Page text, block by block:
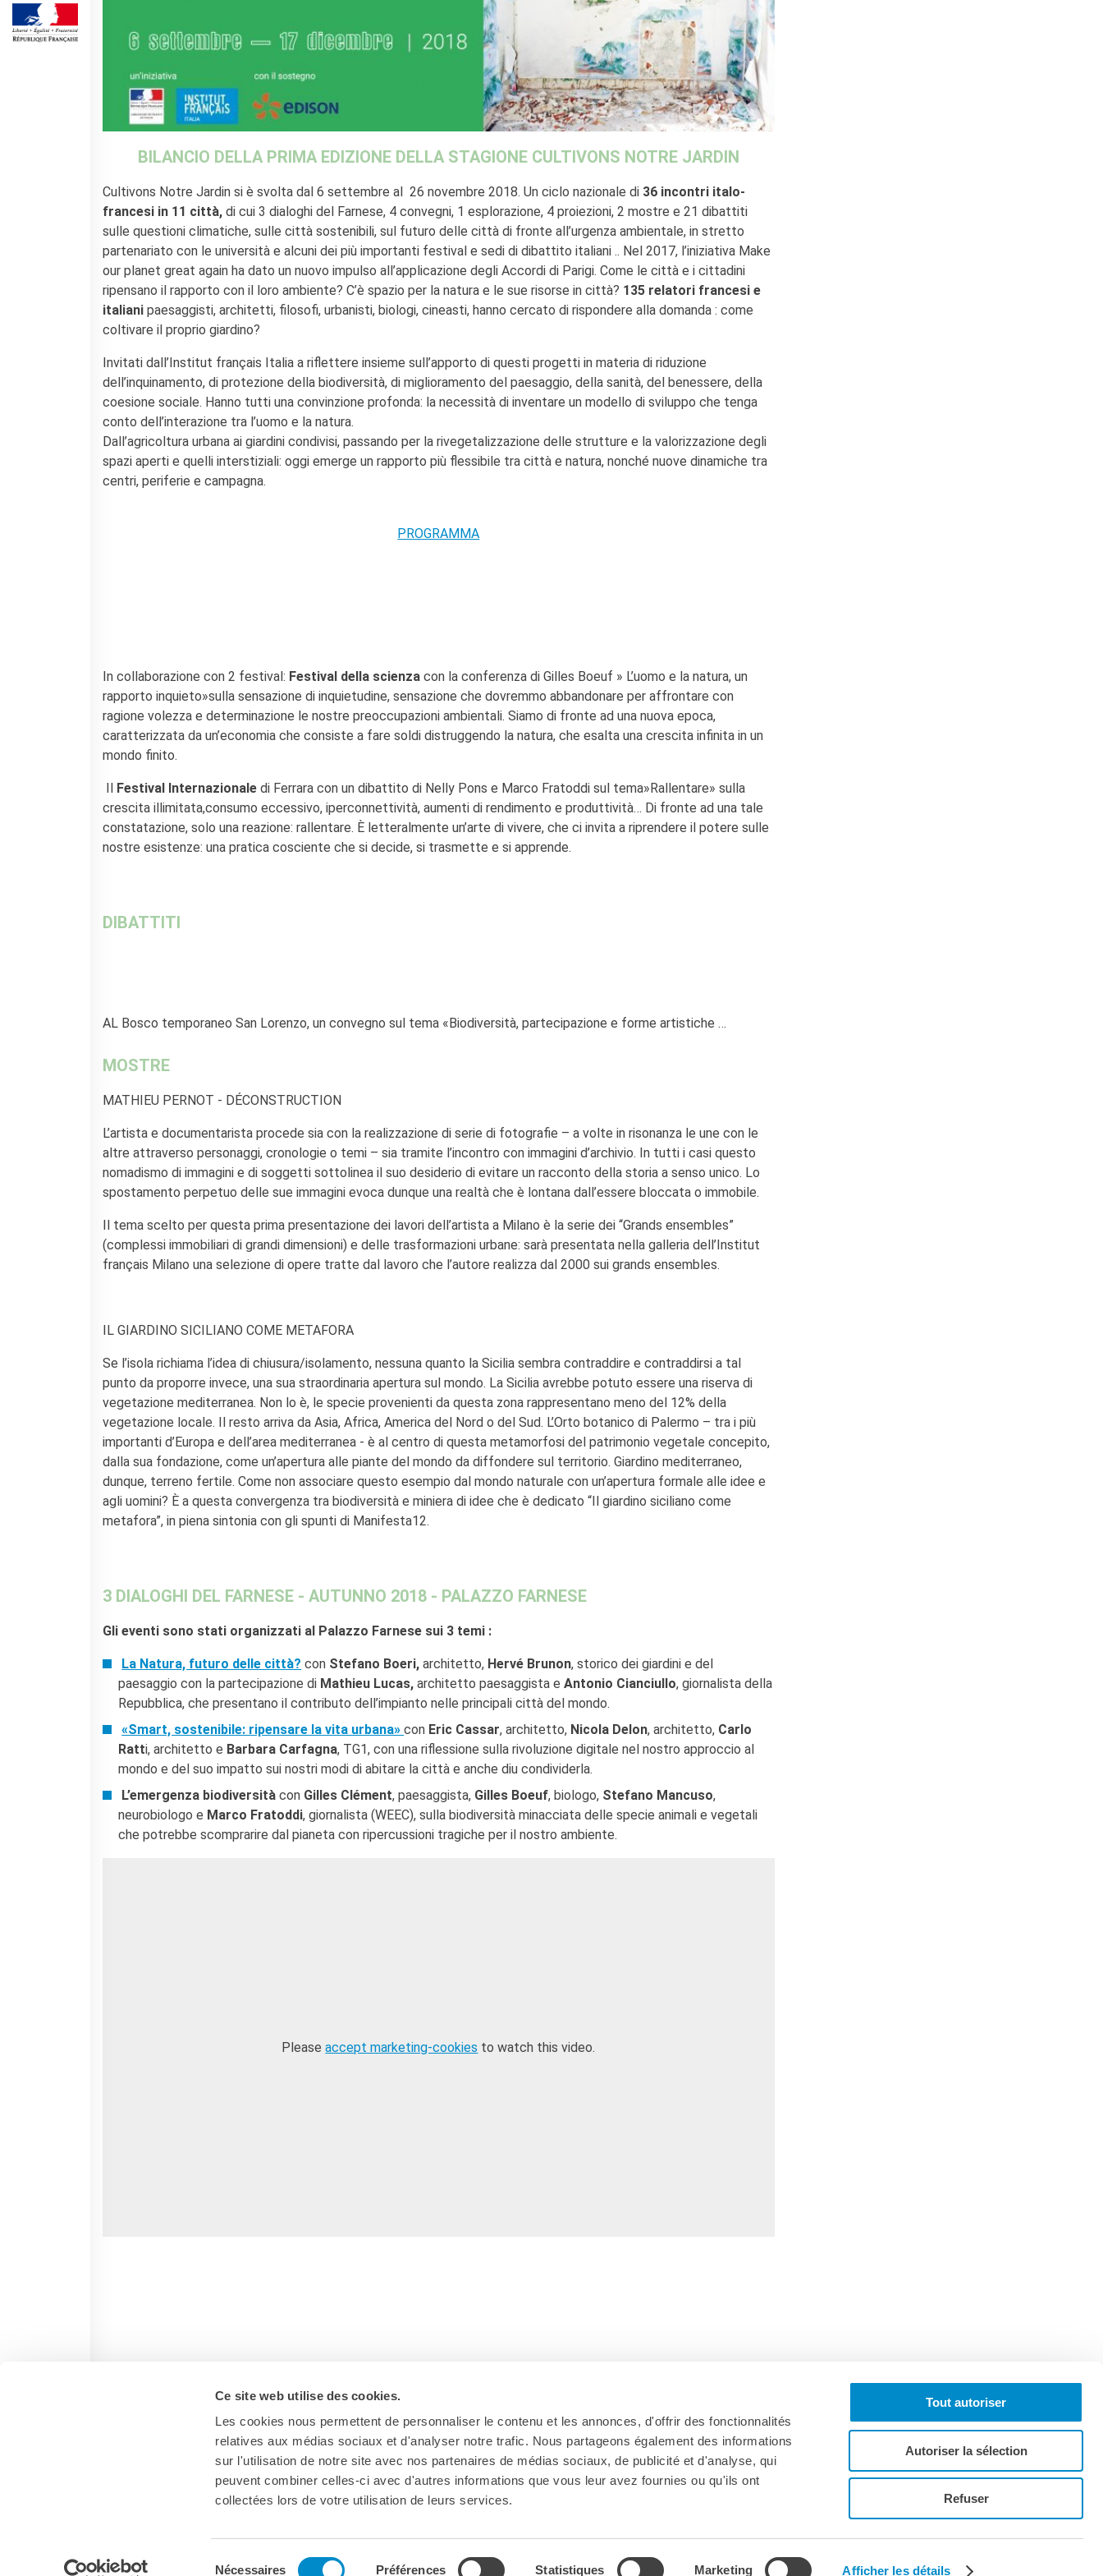
Ce site web utilise des cookies.
Les cookies nous permettent de personnaliser le contenu et les annonces, d'offrir des fonctionnalités
relatives aux médias sociaux et d'analyser notre trafic. Nous partageons également des informations
sur l'utilisation de notre site avec nos partenaires de médias sociaux, de publicité et d'analyse, qui
peuvent combiner celles-ci avec d'autres informations que vous leur avez fournies ou qu'ils ont
collectées lors de votre utilisation de leurs services.
Nécessaires Préférences Statistiques Marketing Afficher les détails
Tout autoriser
Autoriser la sélection
Refuser
CINÉMA ET AUDIOVISUEL
Fuori Sala
La Francia al Cinema
Rendez-vous
Residenza XR
UNIVERSITÉ, RECHERCHE,
INNOVATION
Étudier en France
Doubles diplômes
Soutien à la recherche et
l'innovation
YEP - Young Entrepreneurs
Programme
Contacts
Organigramme
Emplois/stages
Marchés Publics
NOS MÉCÈNES
Le operazioni
Farnèse à la page
Festa della musica
Incontro italo-francesi sul
mondo di domani
La Notte delle Idee
PERCHÉ IMPARARE IL
FRANCESE
RECHERCHER
BILANCIO DELLA PRIMA EDIZIONE DELLA STAGIONE CULTIVONS NOTRE JARDIN
Cultivons Notre Jardin si è svolta dal 6 settembre al 26 novembre 2018. Un ciclo nazionale di 36 incontri italo-
francesi in 11 città, di cui 3 dialoghi del Farnese, 4 convegni, 1 esplorazione, 4 proiezioni, 2 mostre e 21 dibattiti
sulle questioni climatiche, sulle città sostenibili, sul futuro delle città di fronte all’urgenza ambientale, in stretto
partenariato con le università e alcuni dei più importanti festival e sedi di dibattito italiani .. Nel 2017, l’iniziativa Make
our planet great again ha dato un nuovo impulso all’applicazione degli Accordi di Parigi. Come le città e i cittadini
ripensano il rapporto con il loro ambiente? C’è spazio per la natura e le sue risorse in città? 135 relatori francesi e
italiani paesaggisti, architetti, filosofi, urbanisti, biologi, cineasti, hanno cercato di rispondere alla domanda : come
coltivare il proprio giardino?
Invitati dall’Institut français Italia a riflettere insieme sull’apporto di questi progetti in materia di riduzione
dell’inquinamento, di protezione della biodiversità, di miglioramento del paesaggio, della sanità, del benessere, della
coesione sociale. Hanno tutti una convinzione profonda: la necessità di inventare un modello di sviluppo che tenga
conto dell’interazione tra l’uomo e la natura.
Dall’agricoltura urbana ai giardini condivisi, passando per la rivegetalizzazione delle strutture e la valorizzazione degli
spazi aperti e quelli interstiziali: oggi emerge un rapporto più flessibile tra città e natura, nonché nuove dinamiche tra
centri, periferie e campagna.
PROGRAMMA
In collaborazione con 2 festival: Festival della scienza con la conferenza di Gilles Boeuf » L’uomo e la natura, un
rapporto inquieto»sulla sensazione di inquietudine, sensazione che dovremmo abbandonare per affrontare con
ragione volezza e determinazione le nostre preoccupazioni ambientali. Siamo di fronte ad una nuova epoca,
caratterizzata da un’economia che consiste a fare soldi distruggendo la natura, che esalta una crescita infinita in un
mondo finito.
Festival Internazionale di Ferrara con un dibattito di Nelly Pons e Marco Fratoddi sul tema»Rallentare» sulla
crescita illimitata,consumo eccessivo, iperconnettività, aumenti di rendimento e produttività… Di fronte ad una tale
constatazione, solo una reazione: rallentare. È letteralmente un’arte di vivere, che ci invita a riprendere il potere sulle
nostre esistenze: una pratica cosciente che si decide, si trasmette e si apprende.
DIBATTITI
AL Bosco temporaneo San Lorenzo, un convegno sul tema «Biodiversità, partecipazione e forme artistiche …
MOSTRE
MATHIEU PERNOT - DÉCONSTRUCTION
L’artista e documentarista procede sia con la realizzazione di serie di fotografie – a volte in risonanza le une con le
altre attraverso personaggi, cronologie o temi – sia tramite l’incontro con immagini d’archivio. In tutti i casi questo
nomadismo di immagini e di soggetti sottolinea il suo desiderio di evitare un racconto della storia a senso unico. Lo
spostamento perpetuo delle sue immagini evoca dunque una realtà che è lontana dall’essere bloccata o immobile.
Il tema scelto per questa prima presentazione dei lavori dell’artista a Milano è la serie dei “Grands ensembles”
(complessi immobiliari di grandi dimensioni) e delle trasformazioni urbane: sarà presentata nella galleria dell’Institut
français Milano una selezione di opere tratte dal lavoro che l’autore realizza dal 2000 sui grands ensembles.
IL GIARDINO SICILIANO COME METAFORA
Se l’isola richiama l’idea di chiusura/isolamento, nessuna quanto la Sicilia sembra contraddire e contraddirsi a tal
punto da proporre invece, una sua straordinaria apertura sul mondo. La Sicilia avrebbe potuto essere una riserva di
vegetazione mediterranea. Non lo è, le specie provenienti da questa zona rappresentano meno del 12% della
vegetazione locale. Il resto arriva da Asia, Africa, America del Nord o del Sud. L’Orto botanico di Palermo – tra i più
importanti d’Europa e dell’area mediterranea - è al centro di questa metamorfosi del patrimonio vegetale concepito,
dalla sua fondazione, come un’apertura alle piante del mondo da diffondere sul territorio. Giardino mediterraneo,
dunque, terreno fertile. Come non associare questo esempio dal mondo naturale con un’apertura formale alle idee e
agli uomini? È a questa convergenza tra biodiversità e miniera di idee che è dedicato “Il giardino siciliano come
metafora”, in piena sintonia con gli spunti di Manifesta12.​
3 DIALOGHI DEL FARNESE - AUTUNNO 2018 - PALAZZO FARNESE
Gli eventi sono stati organizzati al Palazzo Farnese sui 3 temi :
La Natura, futuro delle città? con Stefano Boeri, architetto, Hervé Brunon, storico dei giardini e del
paesaggio con la partecipazione di Mathieu Lucas, architetto paesaggista eAntonio Cianciullo, giornalista della
Repubblica, che presentano il contributo dell’impianto nelle principali città del mondo.
«Smart, sostenibile: ripensare la vita urbana»con Eric Cassar, architetto, Nicola Delon, architetto, Carlo
Ratti, architetto e Barbara Carfagna, TG1, con una riflessione sulla rivoluzione digitale nel nostro approccio al
mondo e del suo impatto sui nostri modi di abitare la città e anche diu condividerla.
L’emergenza biodiversità con Gilles Clément, paesaggista, Gilles Boeuf, biologo, Stefano Mancuso,
neurobiologo e Marco Fratoddi, giornalista (WEEC), sulla biodiversità minacciata delle specie animali e vegetali
che potrebbe scomprarire dal pianeta con ripercussioni tragiche per il nostro ambiente.
Pleaseaccept marketing-cookies to watch this video.
Abonnez-vous à la lettre d'informations